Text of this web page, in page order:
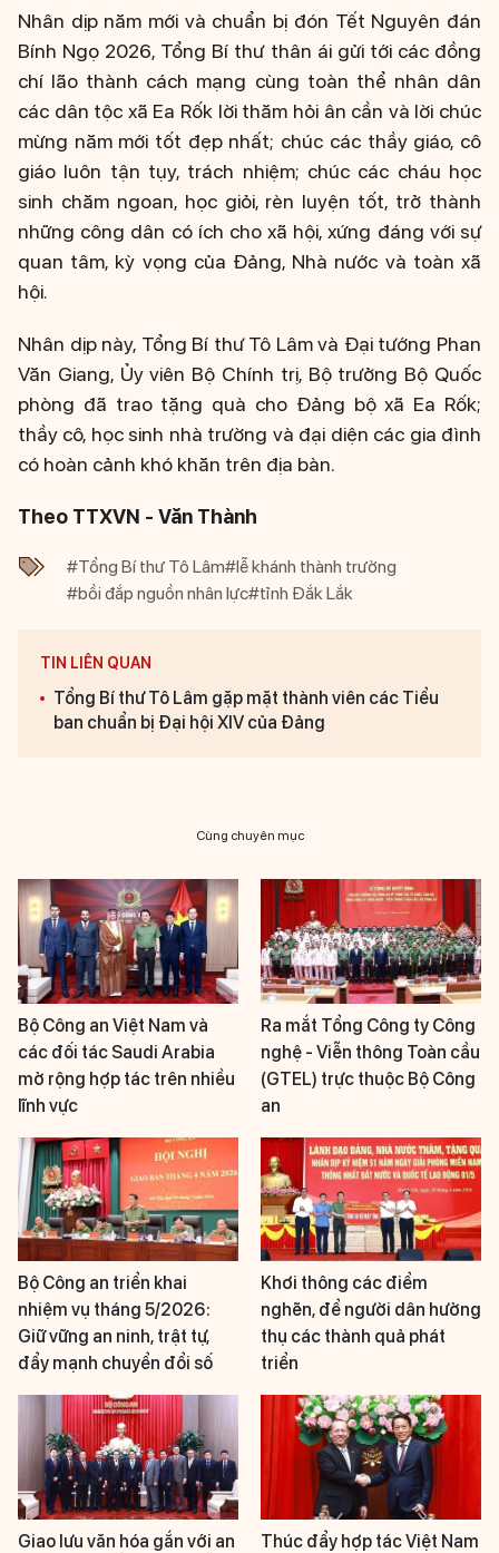
Nhân dịp năm mới và chuẩn bị đón Tết Nguyên đán
Bính Ngọ 2026, Tổng Bí thư thân ái gửi tới các đồng
chí lão thành cách mạng cùng toàn thể nhân dân
các dân tộc xã Ea Rốk lời thăm hỏi ân cần và lời chúc
mừng năm mới tốt đẹp nhất; chúc các thầy giáo, cô
giáo luôn tận tụy, trách nhiệm; chúc các cháu học
sinh chăm ngoan, học giỏi, rèn luyện tốt, trở thành
những công dân có ích cho xã hội, xứng đáng với sự
quan tâm, kỳ vọng của Đảng, Nhà nước và toàn xã
hội.
Nhân dịp này, Tổng Bí thư Tô Lâm và Đại tướng Phan
Văn Giang, Ủy viên Bộ Chính trị, Bộ trưởng Bộ Quốc
phòng đã trao tặng quà cho Đảng bộ xã Ea Rốk;
thầy cô, học sinh nhà trường và đại diện các gia đình
có hoàn cảnh khó khăn trên địa bàn.
Theo TTXVN - Văn Thành
#Tổng Bí thư Tô Lâm#lễ khánh thành trường
#bồi đắp nguồn nhân lực#tỉnh Đắk Lắk
TIN LIÊN QUAN
Tổng Bí thư Tô Lâm gặp mặt thành viên các Tiểu
ban chuẩn bị Đại hội XIV của Đảng
Cùng chuyên mục
Bộ Công an Việt Nam và
các đối tác Saudi Arabia
mở rộng hợp tác trên nhiều
lĩnh vực
Ra mắt Tổng Công ty Công
nghệ - Viễn thông Toàn cầu
(GTEL) trực thuộc Bộ Công
an
Bộ Công an triển khai
nhiệm vụ tháng 5/2026:
Giữ vững an ninh, trật tự,
đẩy mạnh chuyển đổi số
Khơi thông các điểm
nghẽn, để người dân hưởng
thụ các thành quả phát
triển
Giao lưu văn hóa gắn với an
Thúc đẩy hợp tác Việt Nam